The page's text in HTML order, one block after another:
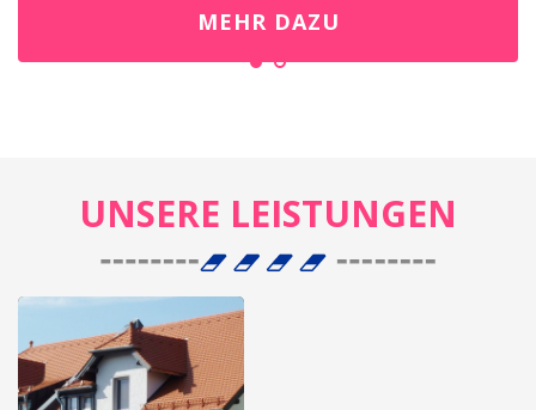
MEHR DAZU
UNSERE LEISTUNGEN